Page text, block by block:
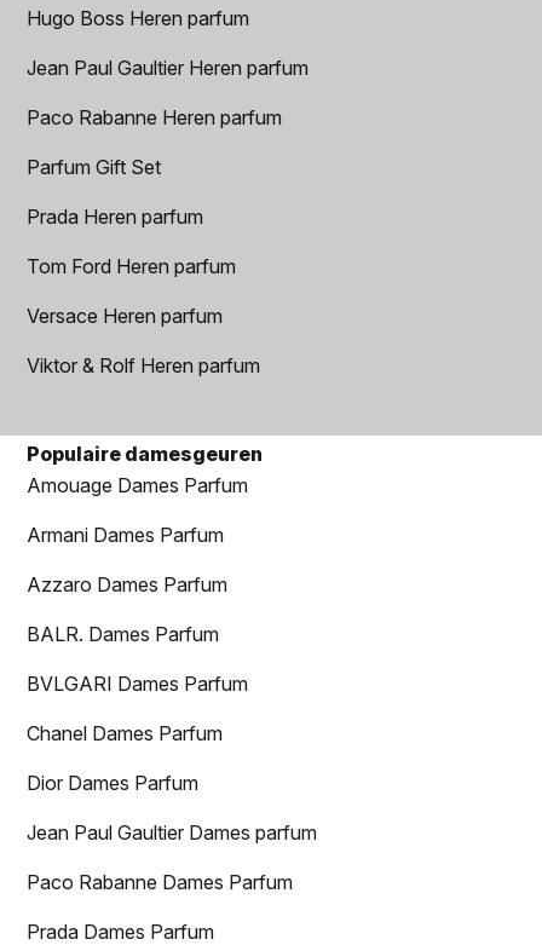
Hugo Boss Heren parfum
Jean Paul Gaultier Heren parfum
Paco Rabanne Heren parfum
Parfum Gift Set
Prada Heren parfum
Tom Ford Heren parfum
Versace Heren parfum
Viktor & Rolf Heren parfum
Populaire damesgeuren
Amouage Dames Parfum
Armani Dames Parfum
Azzaro Dames Parfum
BALR. Dames Parfum
BVLGARI Dames Parfum
Chanel Dames Parfum
Dior Dames Parfum
Jean Paul Gaultier Dames parfum
Paco Rabanne Dames Parfum
Prada Dames Parfum